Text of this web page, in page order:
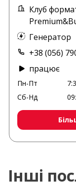
Клуб
Генератор
+38 (056)
працює
Пн-Пт
Сб-Нд
Інші